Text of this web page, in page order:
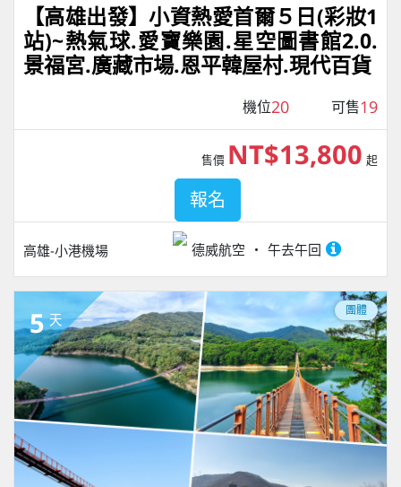
【高雄出發】小資熱愛首爾５日(彩妝1
站)~熱氣球.愛寶樂園.星空圖書館2.0.
景福宮.廣藏市場.恩平韓屋村.現代百貨
機位20 可售19
高雄-小港機場 德威航空 午去午回
售價 NT$13,800 起
報名
5 天
團體